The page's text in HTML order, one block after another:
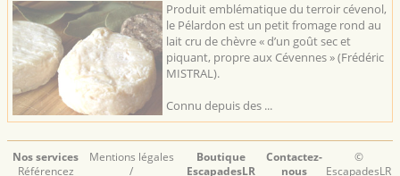
Produit emblématique du terroir cévenol,
le Pélardon est un petit fromage rond au
lait cru de chèvre « d’un goût sec et
piquant, propre aux Cévennes » (Frédéric
MISTRAL).
Connu depuis des ...
Nos services
Référencez
Mentions légales
/
Boutique
EscapadesLR
Contactez-
nous
©
EscapadesLR